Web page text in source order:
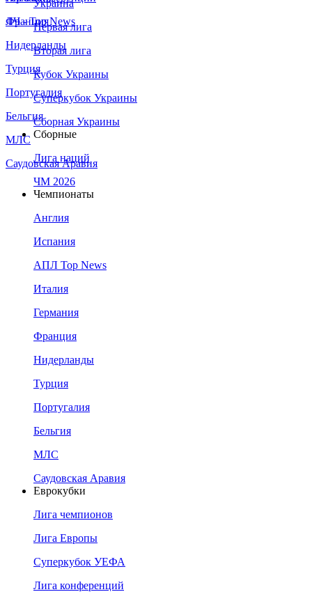
Франция
Нидерланды
Турция
Португалия
Бельгия
МЛС
Саудовская Аравия
ЛЧ - Top News
Украина
Первая лига
Вторая лига
Кубок Украины
Суперкубок Украины
Сборная Украины
Сборные
Лига наций
ЧМ 2026
Чемпионаты
Англия
Испания
АПЛ Top News
Италия
Германия
Франция
Нидерланды
Турция
Португалия
Бельгия
МЛС
Саудовская Аравия
Еврокубки
Лига чемпионов
Лига Европы
Суперкубок УЕФА
Лига конференций